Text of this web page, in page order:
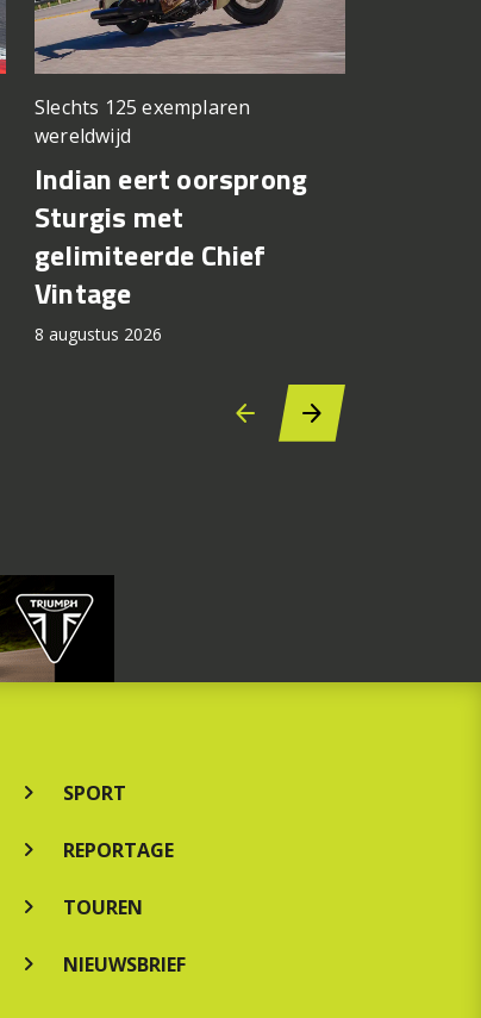
Slechts 125 exemplaren
wereldwijd
Indian eert oorsprong
Sturgis met
gelimiteerde Chief
Vintage
8 augustus 2026
SPORT
REPORTAGE
TOUREN
NIEUWSBRIEF